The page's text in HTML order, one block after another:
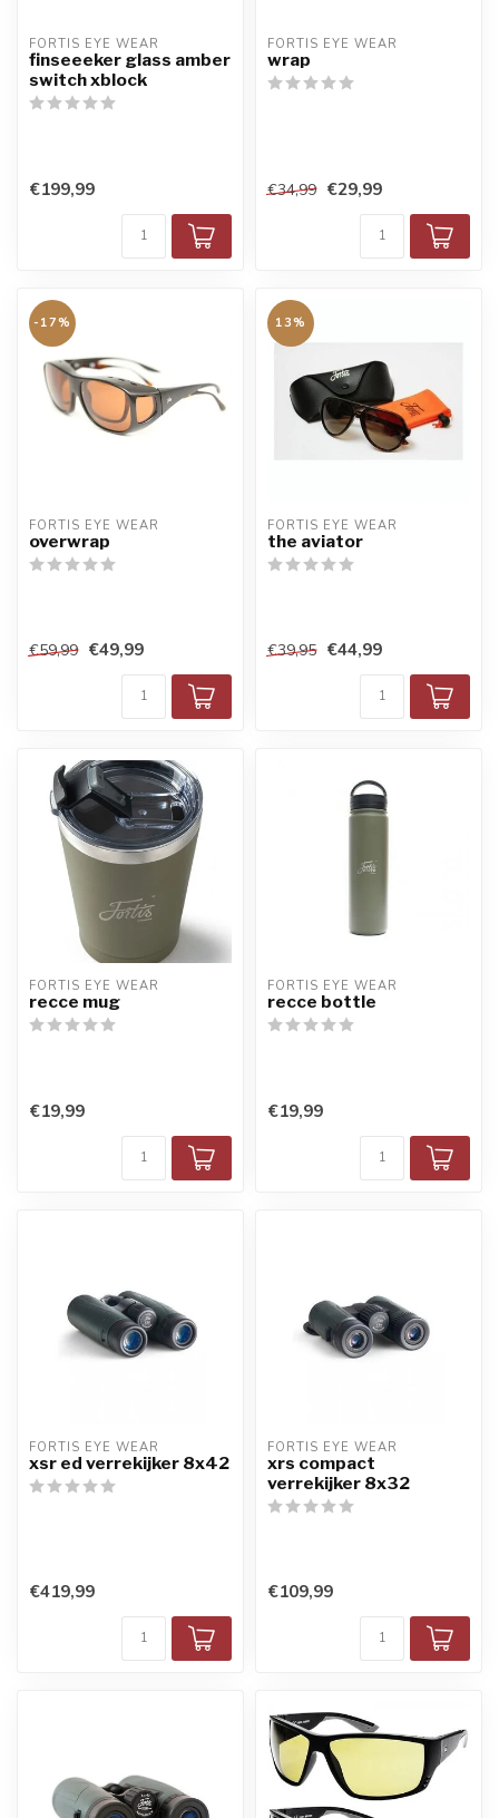
FORTIS EYE WEAR
finseeeker glass amber
switch xblock
€199,99
FORTIS EYE WEAR
wrap
€34,99 €29,99
-17%
FORTIS EYE WEAR
overwrap
€59,99 €49,99
13%
FORTIS EYE WEAR
the aviator
€39,95 €44,99
FORTIS EYE WEAR
recce mug
€19,99
FORTIS EYE WEAR
recce bottle
€19,99
FORTIS EYE WEAR
xsr ed verrekijker 8x42
€419,99
FORTIS EYE WEAR
xrs compact
verrekijker 8x32
€109,99